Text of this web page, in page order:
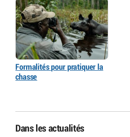
Formalités pour pratiquer la
chasse
Dans les actualités